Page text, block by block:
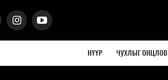
НҮҮР ЧУХЛЫГ ОНЦЛОВ